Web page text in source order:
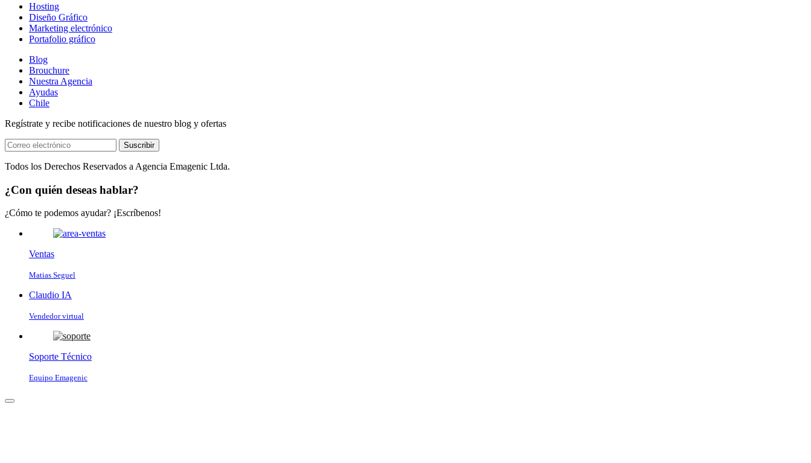
Hosting
Diseño Gráfico
Marketing electrónico
Portafolio gráfico
Blog
Brouchure
Nuestra Agencia
Ayudas
Chile
Regístrate y recibe notificaciones de nuestro blog y ofertas
Suscribir
Todos los Derechos Reservados a Agencia Emagenic Ltda.
¿Con quién deseas hablar?
¿Cómo te podemos ayudar? ¡Escríbenos!
Ventas
Matias Seguel
Claudio IA
Vendedor virtual
Soporte Técnico
Equipo Emagenic